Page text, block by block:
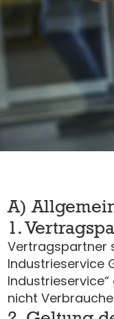
A)
1.
Vertragspartner
Industrieservice
nicht